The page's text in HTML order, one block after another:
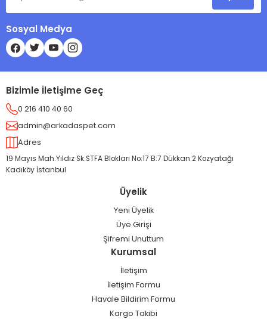
Sosyal Medya
Bizimle İletişime Geç
0 216 410 40 60
admin@arkadaspet.com
Adres
19 Mayıs Mah.Yıldız Sk.STFA Blokları No:17 B:7 Dükkan:2 Kozyatağı
Kadıköy İstanbul
Üyelik
Yeni Üyelik
Üye Girişi
Şifremi Unuttum
Kurumsal
İletişim
İletişim Formu
Havale Bildirim Formu
Kargo Takibi